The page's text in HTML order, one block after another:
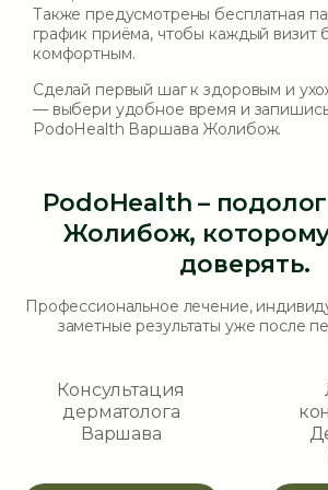
Также предусмотрены бесплатная
график приёма, чтобы каждый визит
комфортным.
Сделай первый шаг к здоровым и
— выбери удобное время и
PodoHealth Варшава Жолибож.
PodoHealth –
Жолибож,
доверять.
Профессиональное лечение,
заметные результаты уже после
Консультация
дерматолога
Варшава